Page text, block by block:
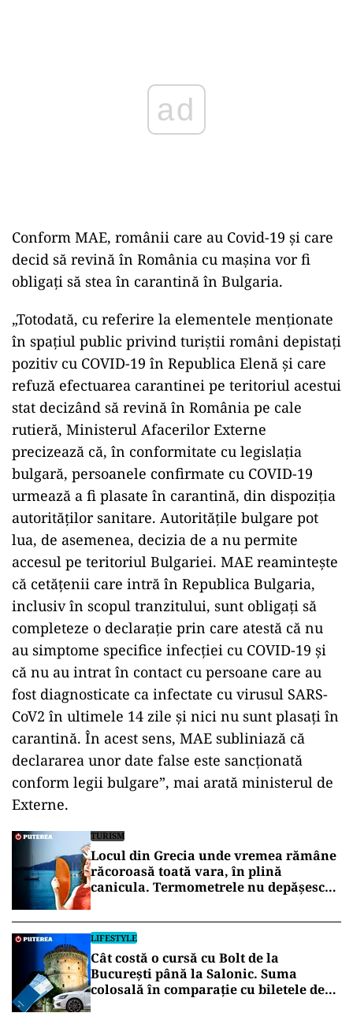
Conform MAE, românii care au Covid-19 și care
decid să revină în România cu mașina vor fi
obligați să stea în carantină în Bulgaria.
„Totodată, cu referire la elementele menționate
în spațiul public privind turiștii români depistați
pozitiv cu COVID-19 în Republica Elenă și care
refuză efectuarea carantinei pe teritoriul acestui
stat decizând să revină în România pe cale
rutieră, Ministerul Afacerilor Externe
precizează că, în conformitate cu legislația
bulgară, persoanele confirmate cu COVID-19
urmează a fi plasate în carantină, din dispoziția
autorităților sanitare. Autoritățile bulgare pot
lua, de asemenea, decizia de a nu permite
accesul pe teritoriul Bulgariei. MAE reamintește
că cetățenii care intră în Republica Bulgaria,
inclusiv în scopul tranzitului, sunt obligați să
completeze o declarație prin care atestă că nu
au simptome specifice infecției cu COVID-19 și
că nu au intrat în contact cu persoane care au
fost diagnosticate ca infectate cu virusul SARS-
CoV2 în ultimele 14 zile și nici nu sunt plasați în
carantină. În acest sens, MAE subliniază că
declararea unor date false este sancționată
conform legii bulgare”, mai arată ministerul de
Externe.
TURISM
Locul din Grecia unde vremea rămâne
răcoroasă toată vara, în plină
canicula. Termometrele nu depășesc
LIFESTYLE
Cât costă o cursă cu Bolt de la
București până la Salonic. Suma
colosală în comparație cu biletele de